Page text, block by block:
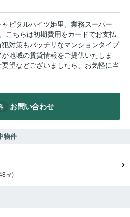
ピタルハイツ姫里。業務スーパー
こちらは初期費用をカードでお支払
対策もバッチリなマンションタイプ
地域の賃貸情報をご提供いたしま
望などございましたら、お気軽に当
お問い合わせ
物件
㎡)